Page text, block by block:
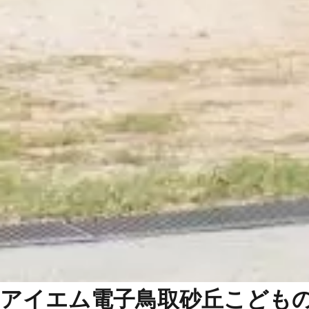
アイエム電子鳥取砂丘こども